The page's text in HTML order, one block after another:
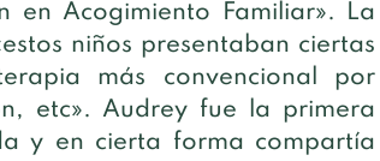
en Acogimiento Familiar». La
niños presentaban ciertas
más convencional por
etc». Audrey fue la primera
y en cierta forma compartía